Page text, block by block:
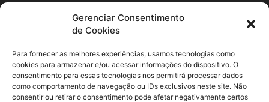
Gerenciar Consentimento
de Cookies
Para fornecer as melhores experiências, usamos tecnologias como
cookies para armazenar e/ou acessar informações do dispositivo. O
consentimento para essas tecnologias nos permitirá processar dados
como comportamento de navegação ou IDs exclusivos neste site. Não
consentir ou retirar o consentimento pode afetar negativamente certos
SOBRE NÓS
Conheça o nosso site de notícias sobre Brasília e o Distrito
Federal! Fique por dentro dos acontecimentos locais e
nacionais que afetam a capital do país.